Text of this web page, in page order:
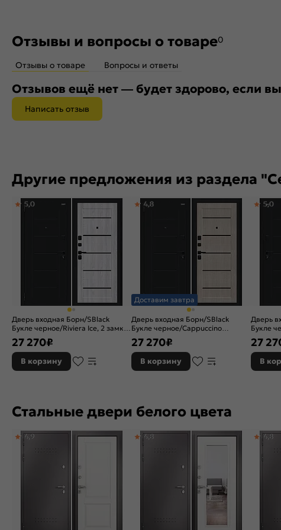
Отзывы и вопросы о товаре0
Отзывы о товаре Вопросы и ответы
Отзывов ещё нет — будет здорово, если
Написать отзыв
Другие предложения из раздела
Дверь входная Борн/SBlack
Букле черное/Riviera Ice, 2 замка,
с ночной задвижкой
5,0
27 270₽
В корзину
Доставим завтра
Дверь входная Борн/SBlack
Букле черное/Cappuccino
Melinga, 2 замка, с ночной
задвижкой
4,8
27 270₽
В корзину
Дверь
Букле
замка, с
5,0
27
В
Стальные двери белого цвета
4,9 4,8 4,8